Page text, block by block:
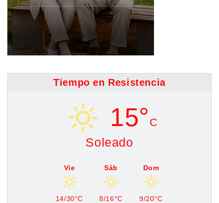
Tiempo en Resistencia
15° C
Soleado
Vie
14/30°C
Sáb
8/16°C
Dom
9/20°C